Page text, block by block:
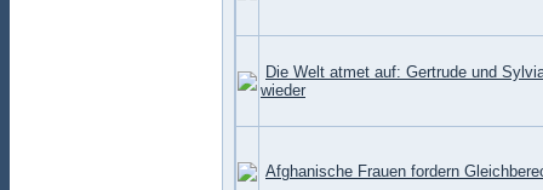
Die Welt atmet auf: Gertrude und
wieder
Afghanische Frauen fordern